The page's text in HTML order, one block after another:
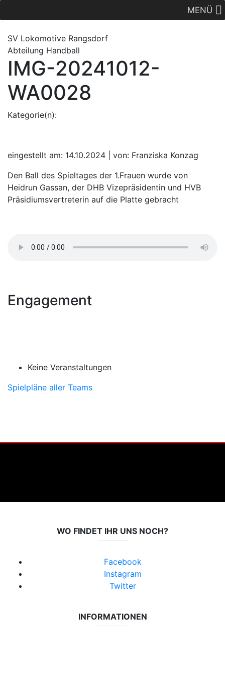
MENÜ
SV Lokomotive Rangsdorf
Abteilung Handball
IMG-20241012-
WA0028
Kategorie(n):
eingestellt am: 14.10.2024 | von: Franziska Konzag
Den Ball des Spieltages der 1.Frauen wurde von
Heidrun Gassan, der DHB Vizepräsidentin und HVB
Präsidiumsvertreterin auf die Platte gebracht
Engagement
Keine Veranstaltungen
Spielpläne aller Teams
WO FINDET IHR UNS NOCH?
Facebook
Instagram
Twitter
INFORMATIONEN